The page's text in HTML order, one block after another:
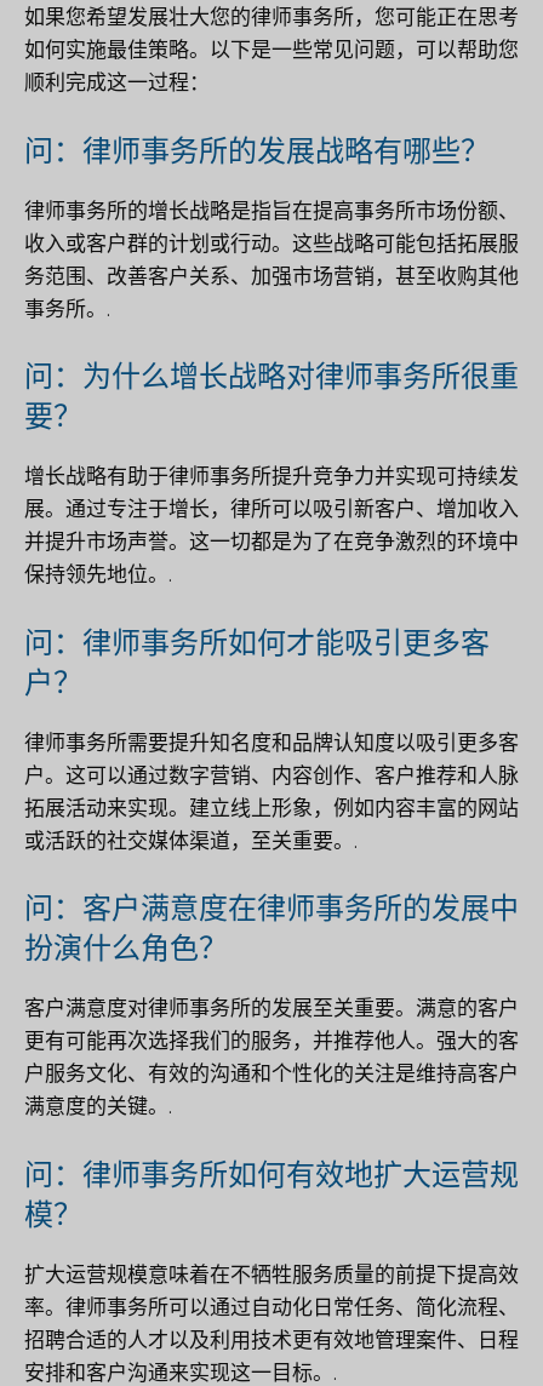
如果您希望发展壮大您的律师事务所，您可能正在思考
如何实施最佳策略。以下是一些常见问题，可以帮助您
顺利完成这一过程：
问：律师事务所的发展战略有哪些？
律师事务所的增长战略是指旨在提高事务所市场份额、
收入或客户群的计划或行动。这些战略可能包括拓展服
务范围、改善客户关系、加强市场营销，甚至收购其他
事务所。.
问：为什么增长战略对律师事务所很重
要？
增长战略有助于律师事务所提升竞争力并实现可持续发
展。通过专注于增长，律所可以吸引新客户、增加收入
并提升市场声誉。这一切都是为了在竞争激烈的环境中
保持领先地位。.
问：律师事务所如何才能吸引更多客
户？
律师事务所需要提升知名度和品牌认知度以吸引更多客
户。这可以通过数字营销、内容创作、客户推荐和人脉
拓展活动来实现。建立线上形象，例如内容丰富的网站
或活跃的社交媒体渠道，至关重要。.
问：客户满意度在律师事务所的发展中
扮演什么角色？
客户满意度对律师事务所的发展至关重要。满意的客户
更有可能再次选择我们的服务，并推荐他人。强大的客
户服务文化、有效的沟通和个性化的关注是维持高客户
满意度的关键。.
问：律师事务所如何有效地扩大运营规
模？
扩大运营规模意味着在不牺牲服务质量的前提下提高效
率。律师事务所可以通过自动化日常任务、简化流程、
招聘合适的人才以及利用技术更有效地管理案件、日程
安排和客户沟通来实现这一目标。.